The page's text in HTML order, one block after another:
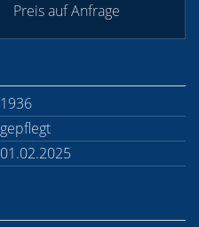
Preis auf Anfrage
1936
gepflegt
01.02.2025